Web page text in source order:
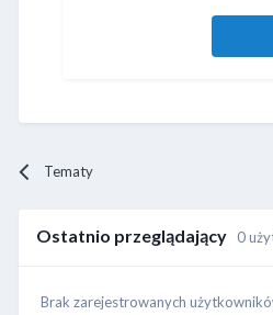
Tematy
Ostatnio przeglądający 0
Brak zarejestrowanych